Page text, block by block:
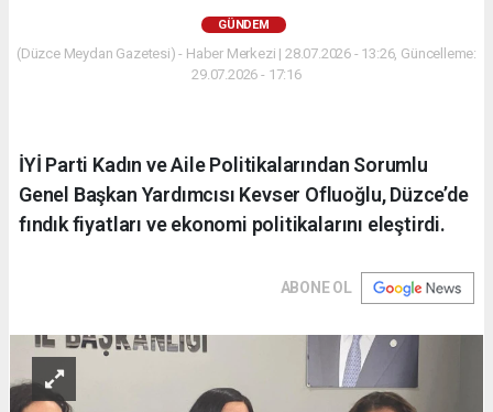
GÜNDEM
(Düzce Meydan Gazetesi) - Haber Merkezi | 28.07.2026 - 13:26, Güncelleme:
29.07.2026 - 17:16
İYİ Parti Kadın ve Aile Politikalarından Sorumlu
Genel Başkan Yardımcısı Kevser Ofluoğlu, Düzce’de
fındık fiyatları ve ekonomi politikalarını eleştirdi.
ABONE OL